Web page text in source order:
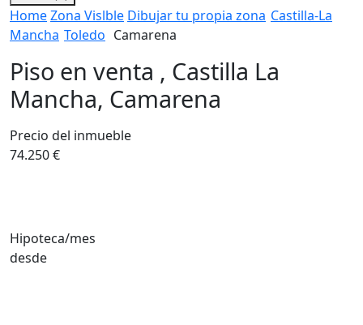
HomeZona Vislble Dibujar tu propia zona Castilla-La
Mancha Toledo Camarena
Piso en venta , Castilla La
Mancha, Camarena
Precio del inmueble
74.250 €
Hipoteca/mes
desde